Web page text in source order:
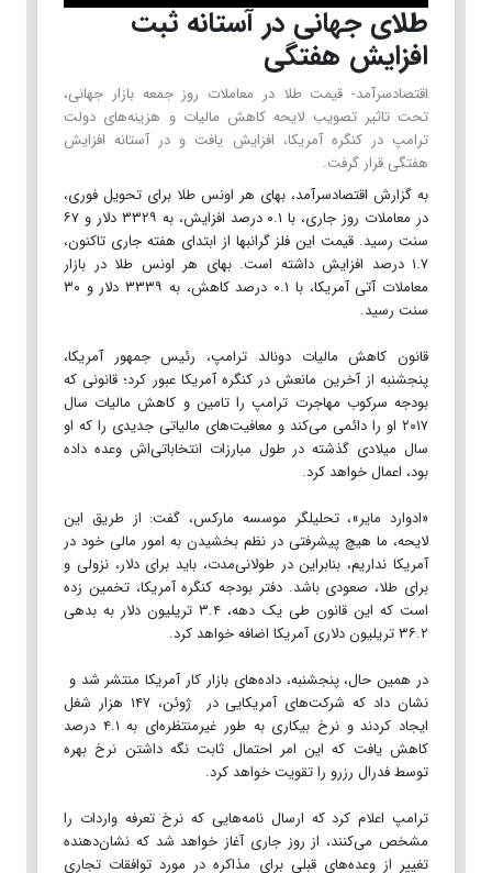
طلای جهانی در آستانه ثبت
افزایش هفتگی
اقتصادسرآمد- قیمت طلا در معاملات روز جمعه بازار جهانی،
تحت تاثیر تصویب لایحه کاهش مالیات و هزینه‌های دولت
ترامپ در کنگره آمریکا، افزایش یافت و در آستانه افزایش
هفتگی قرار گرفت.
به گزارش اقتصادسرآمد، بهای هر اونس طلا برای تحویل فوری،
در معاملات روز جاری، با ۰.۱ درصد افزایش، به ۳۳۲۹ دلار و ۶۷
سنت رسید. قیمت این فلز گرانبها از ابتدای هفته جاری تاکنون،
۱.۷ درصد افزایش داشته است. بهای هر اونس طلا در بازار
معاملات آتی آمریکا، با ۰.۱ درصد کاهش، به ۳۳۳۹ دلار و ۳۰
سنت رسید.
قانون کاهش مالیات دونالد ترامپ، رئیس جمهور آمریکا،
پنجشنبه از آخرین مانعش در کنگره آمریکا عبور کرد؛ قانونی که
بودجه سرکوب مهاجرت ترامپ را تامین و کاهش مالیات سال
۲۰۱۷ او را دائمی می‌کند و معافیت‌های مالیاتی جدیدی را که او
سال میلادی گذشته در طول مبارزات انتخاباتی‌اش وعده داده
بود، اعمال خواهد کرد.
«ادوارد مایر»، تحلیلگر موسسه مارکس، گفت: از طریق این
لایحه، ما هیچ پیشرفتی در نظم بخشیدن به امور مالی خود در
آمریکا نداریم، بنابراین در طولانی‌مدت، باید برای دلار، نزولی و
برای طلا، صعودی باشد. دفتر بودجه کنگره آمریکا، تخمین زده
است که این قانون طی یک دهه، ۳.۴ تریلیون دلار به بدهی
۳۶.۲ تریلیون دلاری آمریکا اضافه خواهد کرد.
در همین حال، پنجشنبه، داده‌های بازار کار آمریکا منتشر شد و
نشان داد که شرکت‌های آمریکایی در ژوئن، ۱۴۷ هزار شغل
ایجاد کردند و نرخ بیکاری به طور غیرمنتظره‌ای به ۴.۱ درصد
کاهش یافت که این امر احتمال ثابت نگه داشتن نرخ بهره
توسط فدرال رزرو را تقویت خواهد کرد.
ترامپ اعلام کرد که ارسال نامه‌هایی که نرخ تعرفه واردات را
مشخص می‌کنند، از روز جاری آغاز خواهد شد که نشان‌دهنده
تغییر از وعده‌های قبلی برای مذاکره در مورد توافقات تجاری